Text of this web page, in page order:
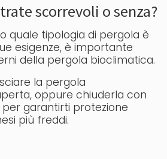
scorrevoli o senza?
quale tipologia di pergola è
esigenze, è importante
della pergola bioclimatica.
la pergola
oppure chiuderla con
garantirti protezione
più freddi.